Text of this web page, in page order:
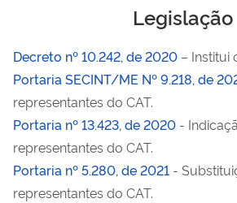
Legislação
Decreto nº 10.242, de 2020 – Institui
Portaria SECINT/ME Nº 9.218, de
representantes do CAT.
Portaria nº 13.423, de 2020 -
representantes do CAT.
Portaria nº 5.280, de 2021 -
representantes do CAT.